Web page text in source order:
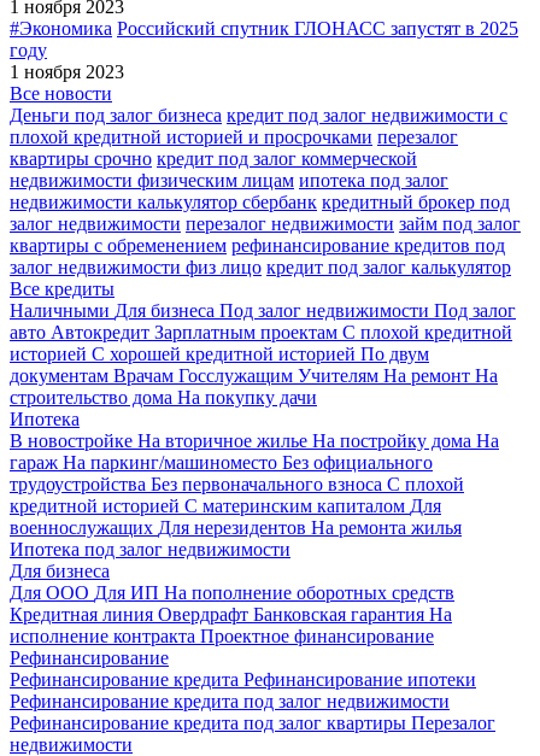
1 ноября 2023
#Экономика Российский спутник ГЛОНАСС запустят в 2025
году
1 ноября 2023
Все новости
Деньги под залог бизнеса кредит под залог недвижимости с
плохой кредитной историей и просрочками перезалог
квартиры срочно кредит под залог коммерческой
недвижимости физическим лицам ипотека под залог
недвижимости калькулятор сбербанк кредитный брокер под
залог недвижимости перезалог недвижимости займ под залог
квартиры с обременением рефинансирование кредитов под
залог недвижимости физ лицо кредит под залог калькулятор
Все кредиты
Наличными Для бизнеса Под залог недвижимости Под залог
авто Автокредит Зарплатным проектам С плохой кредитной
историей С хорошей кредитной историей По двум
документам Врачам Госслужащим Учителям На ремонт На
строительство дома На покупку дачи
Ипотека
В новостройке На вторичное жилье На постройку дома На
гараж На паркинг/машиноместо Без официального
трудоустройства Без первоначального взноса С плохой
кредитной историей С материнским капиталом Для
военнослужащих Для нерезидентов На ремонта жилья
Ипотека под залог недвижимости
Для бизнеса
Для ООО Для ИП На пополнение оборотных средств
Кредитная линия Овердрафт Банковская гарантия На
исполнение контракта Проектное финансирование
Рефинансирование
Рефинансирование кредита Рефинансирование ипотеки
Рефинансирование кредита под залог недвижимости
Рефинансирование кредита под залог квартиры Перезалог
недвижимости